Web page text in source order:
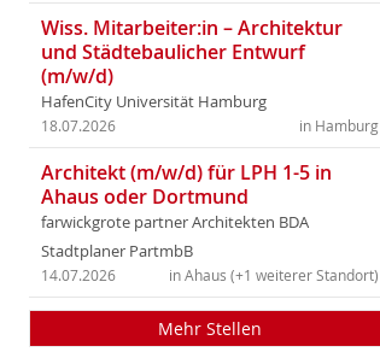
Wiss. Mitarbeiter:in – Architektur
und Städtebaulicher Entwurf
(m/w/d)
HafenCity Universität Hamburg
in Hamburg
18.07.2026
Architekt (m/w/d) für LPH 1-5 in
Ahaus oder Dortmund
farwickgrote partner Architekten BDA
Stadtplaner PartmbB
in Ahaus (+1 weiterer Standort)
14.07.2026
Mehr Stellen